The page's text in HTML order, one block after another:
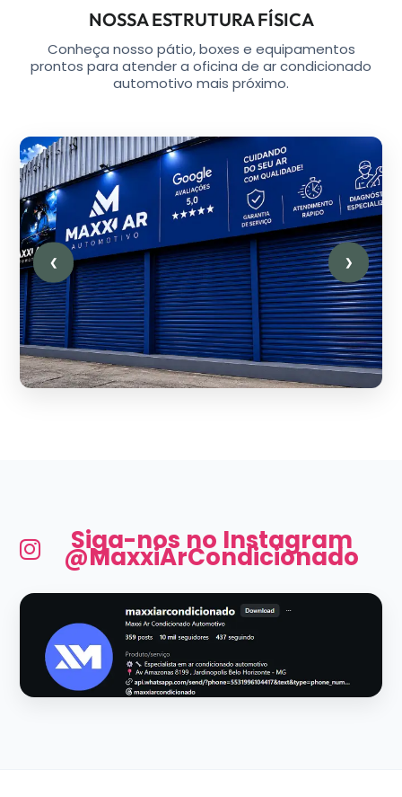
NOSSA ESTRUTURA FÍSICA
Conheça nosso pátio, boxes e equipamentos
prontos para atender a oficina de ar condicionado
automotivo mais próximo.
❮ ❯
Siga-nos no Instagram
@MaxxiArCondicionado